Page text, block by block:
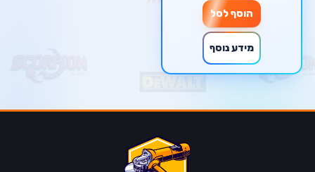
הוסף לסל
מידע נוסף